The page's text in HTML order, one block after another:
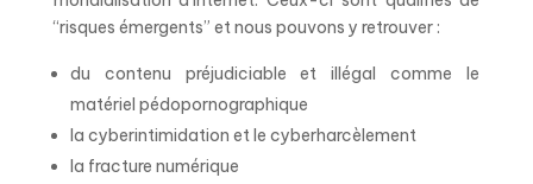
“risques émergents” et nous pouvons y retrouver :
du contenu préjudiciable et illégal comme le
matériel pédopornographique
la cyberintimidation et le cyberharcèlement
la fracture numérique